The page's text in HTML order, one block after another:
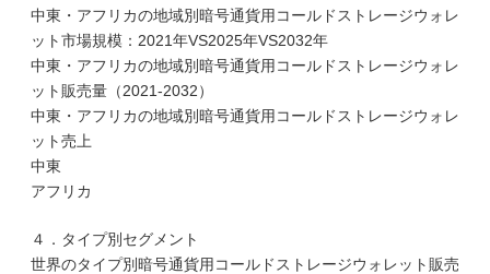
中東・アフリカの地域別暗号通貨用コールドストレージウォレ
ット市場規模：2021年VS2025年VS2032年
中東・アフリカの地域別暗号通貨用コールドストレージウォレ
ット販売量（2021-2032）
中東・アフリカの地域別暗号通貨用コールドストレージウォレ
ット売上
中東
アフリカ
４．タイプ別セグメント
世界のタイプ別暗号通貨用コールドストレージウォレット販売